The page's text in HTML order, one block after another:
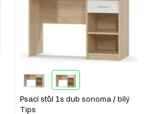
Psací stůl 1s dub sonoma / bílý
Tips